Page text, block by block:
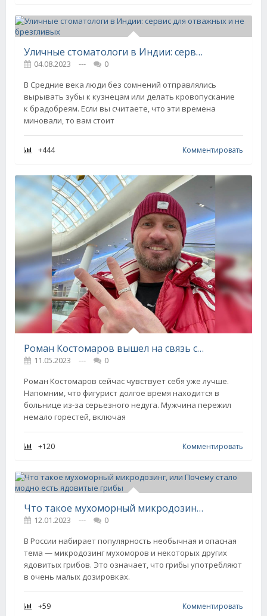
Уличные стоматологи в Индии: сервис для отважных и не брезгливых
04.08.2023 ---
0
В Средние века люди без сомнений отправлялись
вырывать зубы к кузнецам или делать кровопускание
к брадобреям. Если вы считаете, что эти времена
миновали, то вам стоит
+444 Комментировать
Роман Костомаров вышел на связь с поклонниками и поблагодарил всех за поддержку и молитвы
11.05.2023 ---
0
Роман Костомаров сейчас чувствует себя уже лучше.
Напомним, что фигурист долгое время находится в
больнице из-за серьезного недуга. Мужчина пережил
немало горестей, включая
+120 Комментировать
Что такое мухоморный микродозинг, или Почему стало модно есть ядовитые грибы
12.01.2023 ---
0
В России набирает популярность необычная и опасная
тема — микродозинг мухоморов и некоторых других
ядовитых грибов. Это означает, что грибы употребляют
в очень малых дозировках.
+59 Комментировать